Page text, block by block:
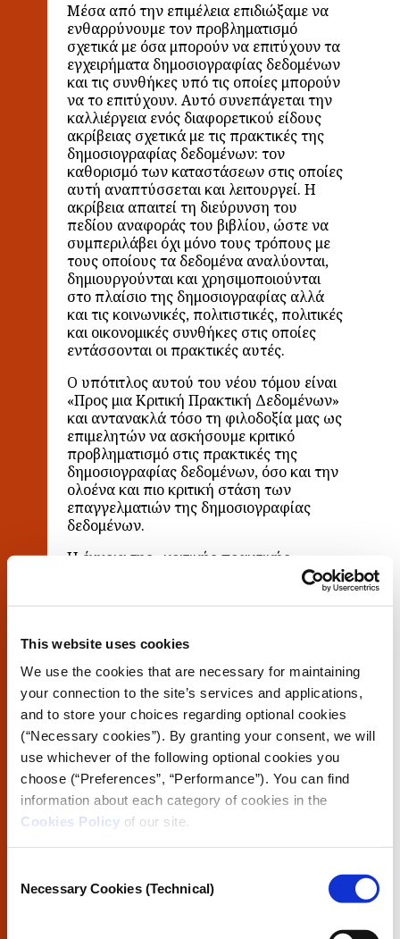
This website uses cookies
We use the cookies that are necessary for maintaining
your connection to the site’s services and applications,
and to store your choices regarding optional cookies
(“Necessary cookies”). By granting your consent, we will
use whichever of the following optional cookies you
choose (“Preferences”, “Performance”). You can find
information about each category of cookies in the
Cookies Policy of our site.
Selection
Necessary Cookies (Technical)
Μέσα από την επιμέλεια επιδιώξαμε να
ενθαρρύνουμε τον προβληματισμό
σχετικά με όσα μπορούν να επιτύχουν τα
εγχειρήματα δημοσιογραφίας δεδομένων
και τις συνθήκες υπό τις οποίες μπορούν
να το επιτύχουν. Αυτό συνεπάγεται την
καλλιέργεια ενός διαφορετικού είδους
ακρίβειας σχετικά με τις πρακτικές της
δημοσιογραφίας δεδομένων: τον
καθορισμό των καταστάσεων στις οποίες
αυτή αναπτύσσεται και λειτουργεί. Η
ακρίβεια απαιτεί τη διεύρυνση του
πεδίου αναφοράς του βιβλίου, ώστε να
συμπεριλάβει όχι μόνο τους τρόπους με
τους οποίους τα δεδομένα αναλύονται,
δημιουργούνται και χρησιμοποιούνται
στο πλαίσιο της δημοσιογραφίας αλλά
και τις κοινωνικές, πολιτιστικές, πολιτικές
και οικονομικές συνθήκες στις οποίες
εντάσσονται οι πρακτικές αυτές.
Ο υπότιτλος αυτού του νέου τόμου είναι
«Προς μια Κριτική Πρακτική Δεδομένων»
και αντανακλά τόσο τη φιλοδοξία μας ως
επιμελητών να ασκήσουμε κριτικό
προβληματισμό στις πρακτικές της
δημοσιογραφίας δεδομένων, όσο και την
ολοένα και πιο κριτική στάση των
επαγγελματιών της δημοσιογραφίας
δεδομένων.
Η έννοια της «κριτικής πρακτικής
δεδομένων» κλείνει το μάτι στην έννοια
της «κριτικής τεχνικής πρακτικής» του
Φίλιπ Έιγκερ, την οποία ο ίδιος
ένα πόδι στο χειρωνακτικό έργο του
σχεδιασμού και με το άλλο στο
αναστοχαστικό έργο της κριτικής» (Agre,
1997, σ. 155).
Όπως έχουμε γράψει και αλλού, αυτό
που μας ενδιαφέρει σε αυτόν τον τόμο
είναι να κατανοήσουμε πώς η κριτική
ενασχόληση με τα δεδομένα μπορεί να
τροποποιήσει τις πρακτικές δεδομένων,
δίνοντας χώρο στη δημόσια φαντασία και